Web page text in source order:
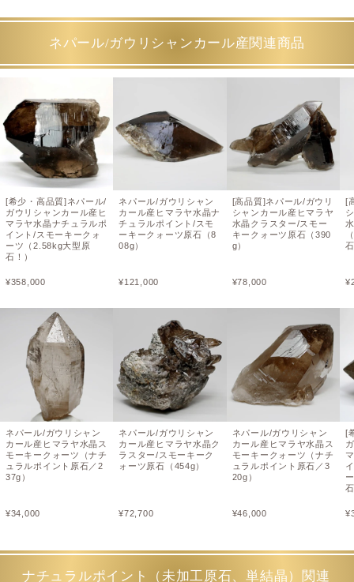
ネパール/ガウリシャンカール産関連商品
[希少・高品質]ネパール/
ガウリシャンカール産ヒ
マラヤ水晶ナチュラルポ
イント/スモーキークォ
ーツ（2.58kg大型原
石！）
¥358,000
ネパール/ガウリシャン
カール産ヒマラヤ水晶ス
モーキークォーツ（ナチ
ュラルポイント原石／2
37g）
¥34,000
ネパール/ガウリシャン
カール産ヒマラヤ水晶ナ
チュラルポイント/スモ
ーキークォーツ原石（8
08g）
¥121,000
ネパール/ガウリシャン
カール産ヒマラヤ水晶ク
ラスター/スモーキーク
ォーツ原石（454g）
¥72,700
[高品質]ネパール/ガウリ
シャンカール産ヒマラヤ
水晶クラスター/スモー
キークォーツ原石（390
g）
¥78,000
ネパール/ガウリシャン
カール産ヒマラヤ水晶ス
モーキークォーツ（ナチ
ュラルポイント原石／3
20g）
¥46,000
[
¥
[
¥
ナチュラルポイント（未加工原石、単結晶）関連